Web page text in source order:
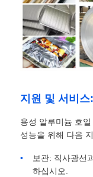
엠보싱된 알루
밀라늄 필름
알루미늄 벌집
미러 알루미늄
지원 및 서비스:
용성 알루미늄 호
성능을 위해 다음
보관: 직사광선
하십시오.